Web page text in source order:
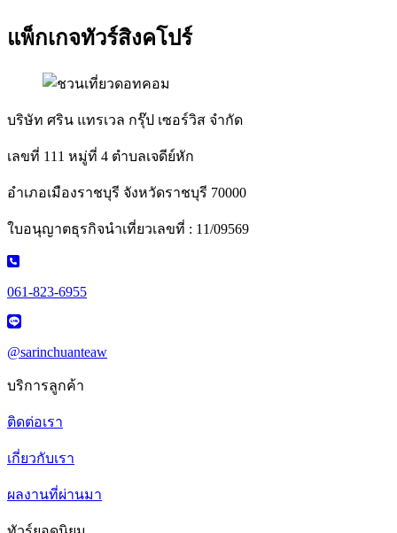
แพ็กเกจทัวร์สิงคโปร์
บริษัท ศริน แทรเวล กรุ๊ป เซอร์วิส จำกัด
เลขที่ 111 หมู่ที่ 4 ตำบลเจดีย์หัก
อำเภอเมืองราชบุรี จังหวัดราชบุรี 70000
ใบอนุญาตธุรกิจนำเที่ยวเลขที่ : 11/09569
061-823-6955
@sarinchuanteaw
บริการลูกค้า
ติดต่อเรา
เกี่ยวกับเรา
ผลงานที่ผ่านมา